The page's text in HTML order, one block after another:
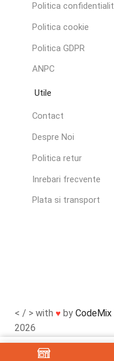
Politica
Politica cookie
Politica GDPR
ANPC
Utile
Contact
Despre Noi
Politica retur
Inrebari frecvente
Plata si transport
< / > with ♥ by CodeMix
2026